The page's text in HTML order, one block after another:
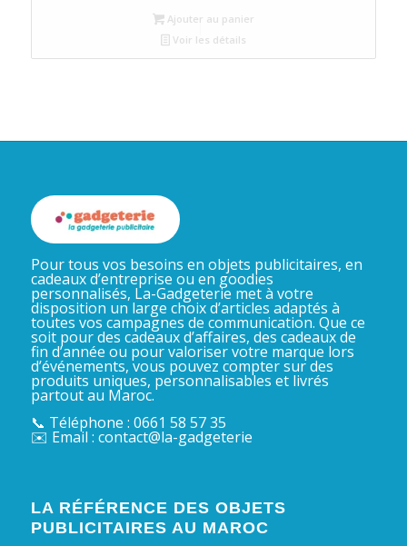
Ajouter au panier
Voir les détails
Pour tous vos besoins en objets publicitaires, en
cadeaux d’entreprise ou en goodies
personnalisés, La-Gadgeterie met à votre
disposition un large choix d’articles adaptés à
toutes vos campagnes de communication. Que ce
soit pour des cadeaux d’affaires, des cadeaux de
fin d’année ou pour valoriser votre marque lors
d’événements, vous pouvez compter sur des
produits uniques, personnalisables et livrés
partout au Maroc.
📞 Téléphone : 0661 58 57 35
✉️ Email : contact@la-gadgeterie
LA RÉFÉRENCE DES OBJETS
PUBLICITAIRES AU MAROC